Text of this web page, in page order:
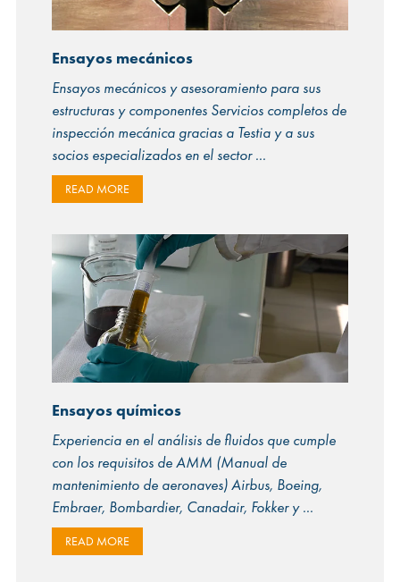
Ensayos mecánicos
Ensayos mecánicos y asesoramiento para sus
estructuras y componentes Servicios completos de
inspección mecánica gracias a Testia y a sus
socios especializados en el sector
READ MORE
Ensayos químicos
Experiencia en el análisis de fluidos que cumple
con los requisitos de AMM (Manual de
mantenimiento de aeronaves) Airbus, Boeing,
Embraer, Bombardier, Canadair, Fokker y
READ MORE